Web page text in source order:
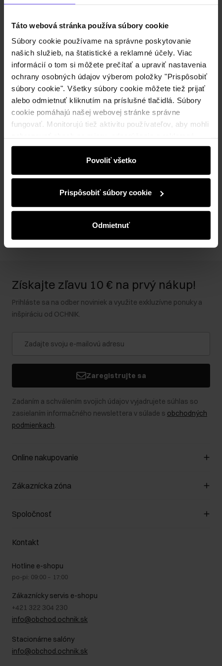
Táto webová stránka používa súbory cookie
Súbory cookie používame na správne poskytovanie
našich služieb, na štatistické a reklamné účely. Viac
informácií o tom si môžete prečítať a upraviť nastavenia
ochrany osobných údajov výberom položky "Prispôsobiť
súbory cookie". Všetky súbory cookie môžete tiež prijať
alebo odmietnuť kliknutím na príslušné tlačidlá. Súbory
cookie pomáhajú našej webovej stránke správne
fungovať. Monitorujú tiež aktivitu používateľov, aby mohli
správy, ktoré vás informujú o najnovších akciách v
elektronickom obchode. Informácie o tom, ako používate
našu stránku, zdieľame s partnermi v oblasti sociálnych
informácie kombinovať s ďalšími údajmi, ktoré od vás
získali alebo ktoré ste získali pri používaní ich služieb.
Povoliť všetko
Prispôsobiť súbory cookie
Odmietnuť
Informujte ma o dostupnosti e-mailom.
Vaša e-mailová adresa
Upozorniť ma na dostupnosť
Popis produktu
Detaily
Zloženie a rozmery
Recenzie
Získajte zľavu 10 € na prvý nákup!
Prihláste sa na odber noviniek a využite exkluzívne ponuky a
inšpiráciu od OCHNIK.
Zaregistrujte sa
Zadaním a schválením svojich údajov vyjadrujete súhlas so
zasielaním informačného newslettera v súlade s obchodných
podmienkach.
Online nakupovanie
Spravovať súbory cookie
Spôsob platby
Vrátenie
Zákaznícka zóna
Zákazníky klub
Pravidlá propagácie
Starostlivosť o kožu
Bezpečné nakupovanie
Blog
Najčastejšie kladené otázky (FAQ)
Spoločnosť
O nás
GDPR - Zásady ochrany osobných údajov
Právne informácie
Kontakt
Hotline e-shopu
po-pi: 09:00 – 17:00
Zákaznícky servis e-shopu
+421 322 304 230
info@obchod.ochnik.sk
Stacionárne salóny
info@obchod.ochnik.sk